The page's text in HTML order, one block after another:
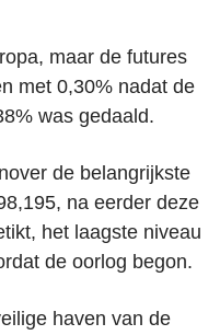
maar de futures
met 0,30% nadat de
was gedaald.
de belangrijkste
na eerder deze
het laagste niveau
de oorlog begon.
haven van de